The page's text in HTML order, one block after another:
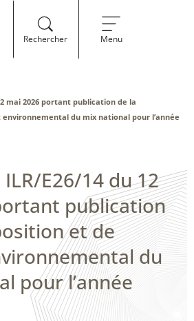
Rechercher Menu
mai 2026 portant publication de la
du mix national pour l’année
E26/14 du 12
publication
et de
du
pour l’année